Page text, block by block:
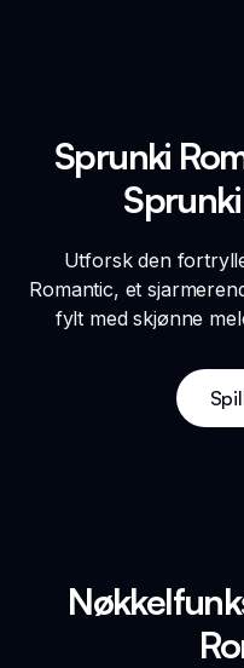
Sprunki
Utforsk den
Romantic, et
fylt med skjønne